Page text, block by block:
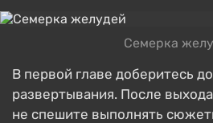
Семерка
В первой главе доберитесь
развертывания. После
не спешите выполнять